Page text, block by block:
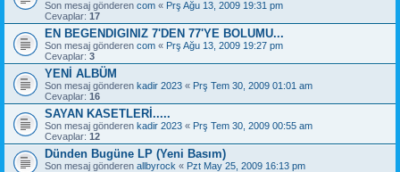
Son mesaj gönderen com « Prş Ağu 13, 2009 19:31 pm
Cevaplar: 17
EN BEGENDIGINIZ 7'DEN 77'YE BOLUMU...
Son mesaj gönderen com « Prş Ağu 13, 2009 19:27 pm
Cevaplar: 3
YENİ ALBÜM
Son mesaj gönderen kadir 2023 « Prş Tem 30, 2009 01:01 am
Cevaplar: 16
SAYAN KASETLERİ.....
Son mesaj gönderen kadir 2023 « Prş Tem 30, 2009 00:55 am
Cevaplar: 12
Dünden Bugüne LP (Yeni Basım)
Son mesaj gönderen allbyrock « Pzt May 25, 2009 16:13 pm